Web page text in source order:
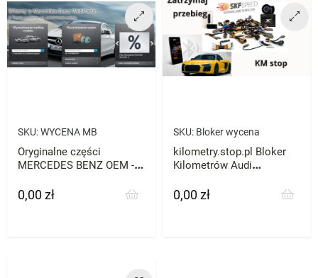
SKU:WYCENA MB
Oryginalne części
MERCEDES BENZ OEM -
Cena
0,00 zł
SKU: Bloker wycena
kilometry.stop.pl Bloker
Kilometrów Audi
każde zatrzymaj licznik
przebieg
Cena
0,00 zł